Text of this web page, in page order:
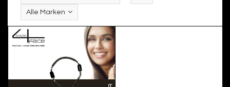
Alle Marken